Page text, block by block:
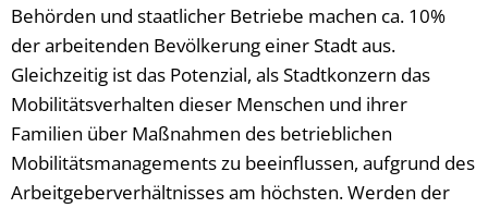
Behörden und staatlicher Betriebe machen ca. 10%
der arbeitenden Bevölkerung einer Stadt aus.
Gleichzeitig ist das Potenzial, als Stadtkonzern das
Mobilitätsverhalten dieser Menschen und ihrer
Familien über Maßnahmen des betrieblichen
Mobilitätsmanagements zu beeinflussen, aufgrund des
Arbeitgeberverhältnisses am höchsten. Werden der